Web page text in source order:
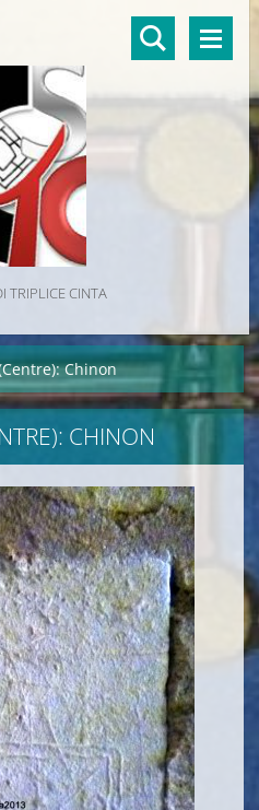
TRIPLICE CINTA
Chinon
CHINON